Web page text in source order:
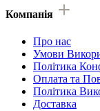
Компанія
Про нас
Умови
Політика
Оплата та
Політика
Доставка